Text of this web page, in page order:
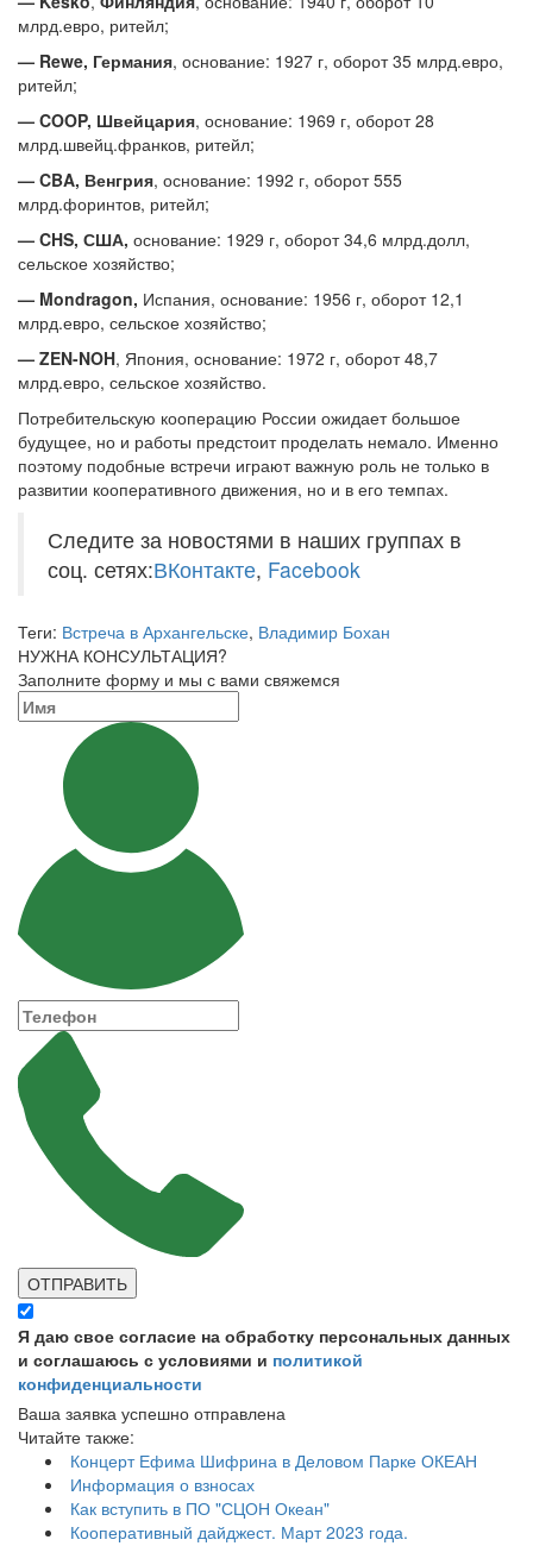
млрд.евро, ритейл;
— Rewe, Германия, основание: 1927 г, оборот 35 млрд.евро,
ритейл;
— COOP, Швейцария, основание: 1969 г, оборот 28
млрд.швейц.франков, ритейл;
— CBA, Венгрия, основание: 1992 г, оборот 555
млрд.форинтов, ритейл;
— CHS, США, основание: 1929 г, оборот 34,6 млрд.долл,
сельское хозяйство;
— Mondragon, Испания, основание: 1956 г, оборот 12,1
млрд.евро, сельское хозяйство;
— ZEN-NOH, Япония, основание: 1972 г, оборот 48,7
млрд.евро, сельское хозяйство.
Потребительскую кооперацию России ожидает большое
будущее, но и работы предстоит проделать немало. Именно
поэтому подобные встречи играют важную роль не только в
развитии кооперативного движения, но и в его темпах.
Следите за новостями в наших группах в
соц. сетях:ВКонтакте, Facebook
Теги: Встреча в Архангельске, Владимир Бохан
НУЖНА КОНСУЛЬТАЦИЯ?
Заполните форму и мы с вами свяжемся
ОТПРАВИТЬ
Я даю свое согласие на обработку персональных данных
и соглашаюсь с условиями и политикой
конфиденциальности
Ваша заявка успешно отправлена
Читайте также:
Концерт Ефима Шифрина в Деловом Парке ОКЕАН
Информация о взносах
Как вступить в ПО "СЦОН Океан"
Кооперативный дайджест. Март 2023 года.